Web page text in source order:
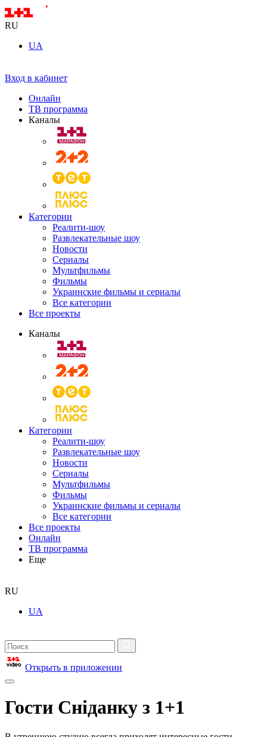
RU
UA
Вход в кабинет
Онлайн
ТВ программа
Каналы
Категории
Реалити-шоу
Развлекательные шоу
Новости
Сериалы
Мультфильмы
Фильмы
Украинские фильмы и сериалы
Все категории
Все проекты
Каналы
Категории
Реалити-шоу
Развлекательные шоу
Новости
Сериалы
Мультфильмы
Фильмы
Украинские фильмы и сериалы
Все категории
Все проекты
Онлайн
ТВ программа
Еще
RU
UA
Открыть в приложении
Гости Сніданку з 1+1